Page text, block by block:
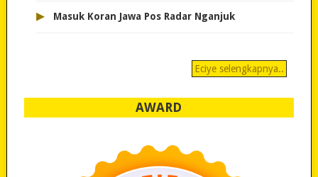
▸ Masuk Koran Jawa Pos Radar Nganjuk
Eciye selengkapnya..
AWARD